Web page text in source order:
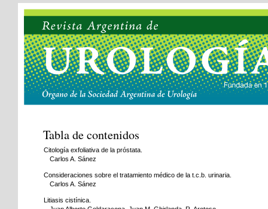
Tabla de contenidos
Citología exfoliativa de la próstata.
Carlos A. Sánez
Consideraciones sobre el tratamiento médico de la t.c.b. urinaria.
Carlos A. Sánez
Litiasis cistínica.